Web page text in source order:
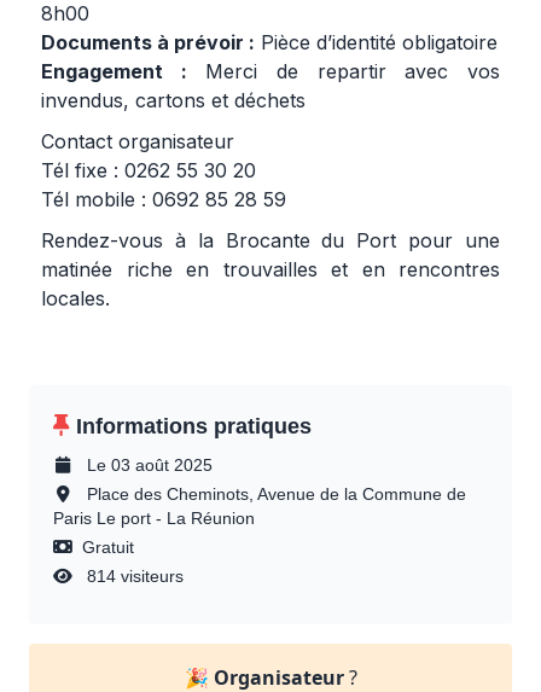
8h00
Documents à prévoir : Pièce d’identité obligatoire
Engagement : Merci de repartir avec vos
invendus, cartons et déchets
Contact organisateur
Tél fixe : 0262 55 30 20
Tél mobile : 0692 85 28 59
Rendez-vous à la Brocante du Port pour une
matinée riche en trouvailles et en rencontres
locales.
Informations pratiques
Le 03 août 2025
Place des Cheminots, Avenue de la Commune de
Paris Le port - La Réunion
Gratuit
814 visiteurs
🎉 Organisateur?